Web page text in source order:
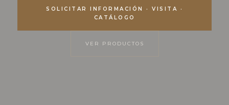
SOLICITAR INFORMACIÓN · VISITA ·
CATÁLOGO
VER PRODUCTOS